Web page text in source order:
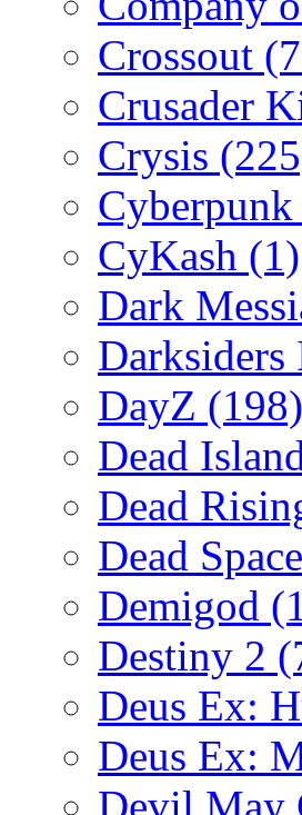
Crossout
Crusader
Crysis
CyKash (1)
Dark
Darksiders
DayZ (198)
Dead
Dead
Dead Space
Demigod
Destiny 2
Deus Ex:
Deus Ex:
Devil May